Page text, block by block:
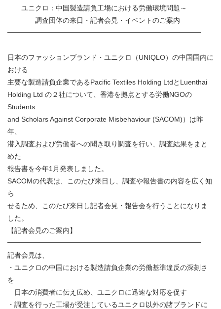
ユニクロ：中国製造請負工場における労働環境問題～
調査団体の来日・記者会見・イベントのご案内
━━━━━━━━━━━━━━━━━━━━━━━━━━━━
日本のファッションブランド・ユニクロ（UNIQLO）の中国国内に
おける
主要な製造請負企業であるPacific Textiles Holding LtdとLuenthai
Holding Ltd の２社について、香港を拠点とする労働NGOの
Students
and Scholars Against Corporate Misbehaviour (SACOM)）は昨
年、
潜入調査および労働者への聞き取り調査を行い、調査結果をまと
めた
報告書を今年1月発表しました。
SACOMの代表は、このたび来日し、調査や報告書の内容を広く知
ら
せるため、このたび来日し記者会見・報告会を行うことになりま
した。
【記者会見のご案内】
━━━━━━━━━━━━━━━━━━━━━━━━━━━━
記者会見は、
・ユニクロの中国における製造請負企業の労働基準違反の深刻さ
を
日本の消費者に伝え広め、ユニクロに迅速な対応を促す
・調査を行った工場が受注しているユニクロ以外の諸ブランドに